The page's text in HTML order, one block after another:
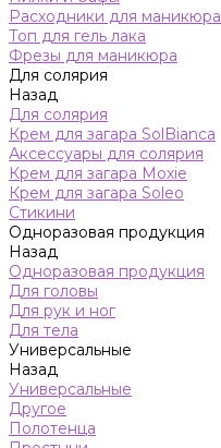
Расходники для маникюра
Топ для гель лака
Фрезы для маникюра
Для солярия
Назад
Для солярия
Крем для загара SolBianca
Аксессуары для солярия
Крем для загара Moxie
Крем для загара Soleo
Стикини
Одноразовая продукция
Назад
Одноразовая продукция
Для головы
Для рук и ног
Для тела
Универсальные
Назад
Универсальные
Другое
Полотенца